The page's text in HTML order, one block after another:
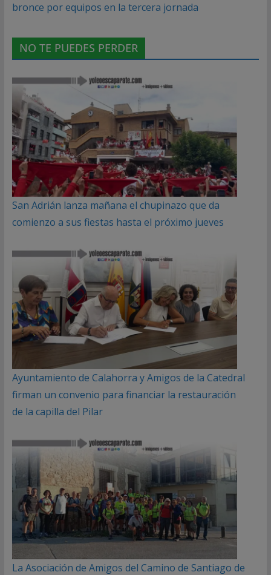
bronce por equipos en la tercera jornada
NO TE PUEDES PERDER
San Adrián lanza mañana el chupinazo que da
comienzo a sus fiestas hasta el próximo jueves
Ayuntamiento de Calahorra y Amigos de la Catedral
firman un convenio para financiar la restauración
de la capilla del Pilar
La Asociación de Amigos del Camino de Santiago de